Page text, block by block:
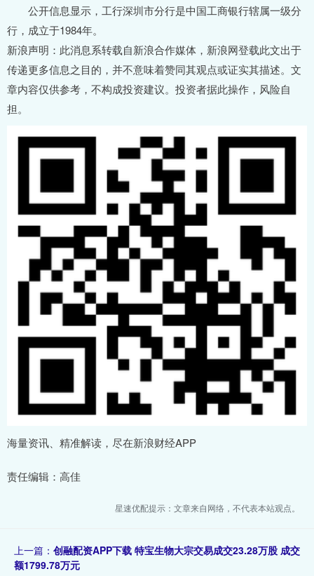
公开信息显示，工行深圳市分行是中国工商银行辖属一级分
行，成立于1984年。
新浪声明：此消息系转载自新浪合作媒体，新浪网登载此文出于
传递更多信息之目的，并不意味着赞同其观点或证实其描述。文
章内容仅供参考，不构成投资建议。投资者据此操作，风险自
担。
海量资讯、精准解读，尽在新浪财经APP
责任编辑：高佳
星速优配提示：文章来自网络，不代表本站观点。
上一篇： 创融配资APP下载 特宝生物大宗交易成交23.28万股 成交
额1799.78万元